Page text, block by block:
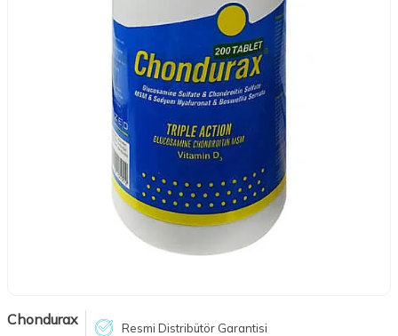
Chondurax Resmi Distribütör Garantisi